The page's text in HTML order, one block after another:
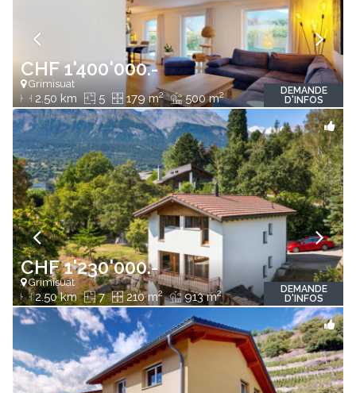
CHF 1'400'000.-
Grimisuat
2.50 km 5 179 m2 500 m2
DEMANDE
D'INFOS
CHF 1'230'000.-
Grimisuat
2.50 km 7 210 m2 913 m2
DEMANDE
D'INFOS